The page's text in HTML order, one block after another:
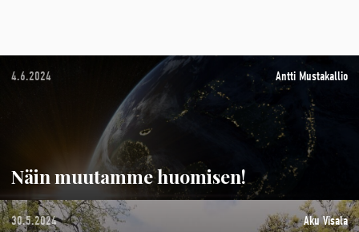
4.6.2024 Antti Mustakallio
Näin muutamme huomisen!
30.5.2024 Aku Visala